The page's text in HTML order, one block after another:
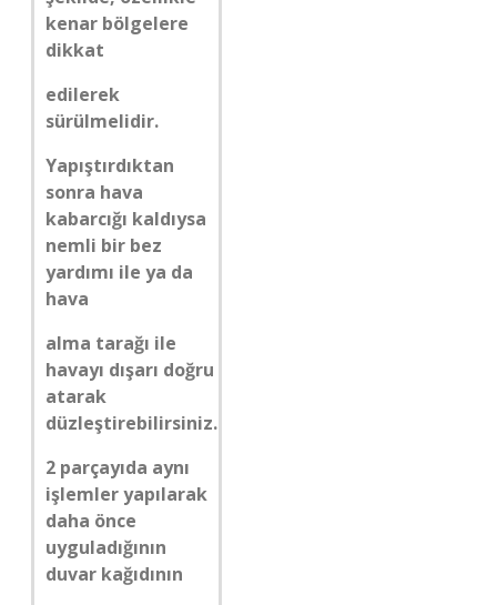
kenar bölgelere
dikkat
edilerek
sürülmelidir.
Yapıştırdıktan
sonra hava
kabarcığı kaldıysa
nemli bir bez
yardımı ile ya da
hava
alma tarağı ile
havayı dışarı doğru
atarak
düzleştirebilirsiniz.
2 parçayıda aynı
işlemler yapılarak
daha önce
uyguladığının
duvar kağıdının